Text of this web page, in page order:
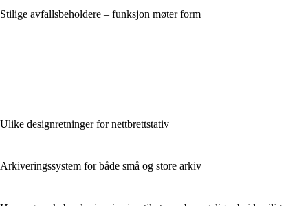
Stilige avfallsbeholdere – funksjon møter form
Ulike designretninger for nettbrettstativ
Arkiveringssystem for både små og store arkiv